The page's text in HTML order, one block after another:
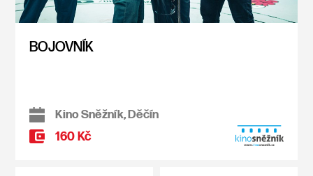
BOJOVNÍK
Kino Sněžník, Děčín
160 Kč